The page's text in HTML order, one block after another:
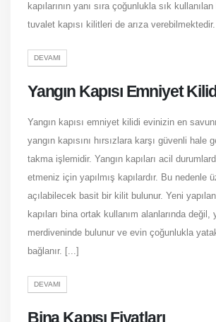
kapılarının yanı sıra çoğunlukla sık
tuvalet kapısı kilitleri de arıza
DEVAMI
Yangın Kapısı Emniyet
Yangın kapısı emniyet kilidi evinizin en
yangın kapısını hırsızlara karşı güvenli hale
takma işlemidir. Yangın kapıları acil
etmeniz için yapılmış kapılardır. Bu nedenle
açılabilecek basit bir kilit bulunur. Yeni
kapıları bina ortak kullanım alanlarında değil,
merdiveninde bulunur ve evin çoğunlukla
bağlanır. [...]
DEVAMI
Bina Kapısı Fiyatları